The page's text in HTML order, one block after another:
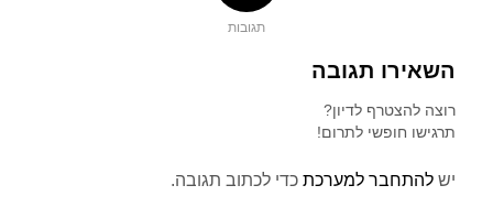
תגובות
השאירו תגובה
רוצה להצטרף לדיון?
תרגישו חופשי לתרום!
יש להתחבר למערכתכדי לכתוב תגובה.